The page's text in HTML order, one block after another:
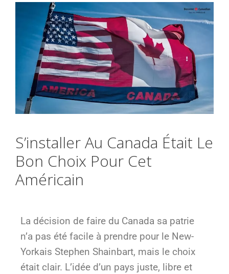
S’installer Au Canada Était Le
Bon Choix Pour Cet
Américain
La décision de faire du Canada sa patrie
n’a pas été facile à prendre pour le New-
Yorkais Stephen Shainbart, mais le choix
était clair. L’idée d’un pays juste, libre et